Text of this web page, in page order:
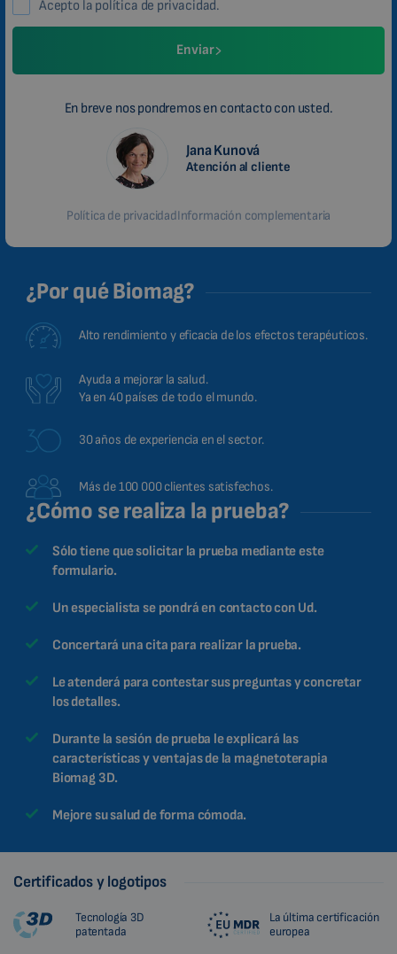
Acepto la política de privacidad.
Enviar
En breve nos pondremos en contacto con usted.
Jana Kunová
Atención al cliente
Política de privacidadInformación complementaria
¿Por qué Biomag?
Alto rendimiento y eficacia de los efectos terapéuticos.
Ayuda a mejorar la salud.
Ya en 40 países de todo el mundo.
30 años de experiencia en el sector.
Más de 100 000 clientes satisfechos.
¿Cómo se realiza la prueba?
Sólo tiene que solicitar la prueba mediante este
formulario.
Un especialista se pondrá en contacto con Ud.
Concertará una cita para realizar la prueba.
Le atenderá para contestar sus preguntas y concretar
los detalles.
Durante la sesión de prueba le explicará las
características y ventajas de la magnetoterapia
Biomag 3D.
Mejore su salud de forma cómoda.
Certificados y logotipos
Tecnología 3D
patentada
La última certificación
europea